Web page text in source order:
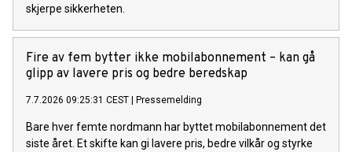
skjerpe sikkerheten.
Fire av fem bytter ikke mobilabonnement – kan gå
glipp av lavere pris og bedre beredskap
7.7.2026 09:25:31 CEST Pressemelding
Bare hver femte nordmann har byttet mobilabonnement det
siste året. Et skifte kan gi lavere pris, bedre vilkår og styrke